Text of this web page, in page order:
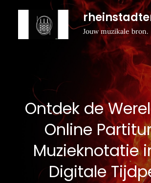
Jouw muzikale bron.
Ontdek de
Online
Muzieknotatie
Digitale